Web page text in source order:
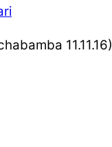
11.11.16)